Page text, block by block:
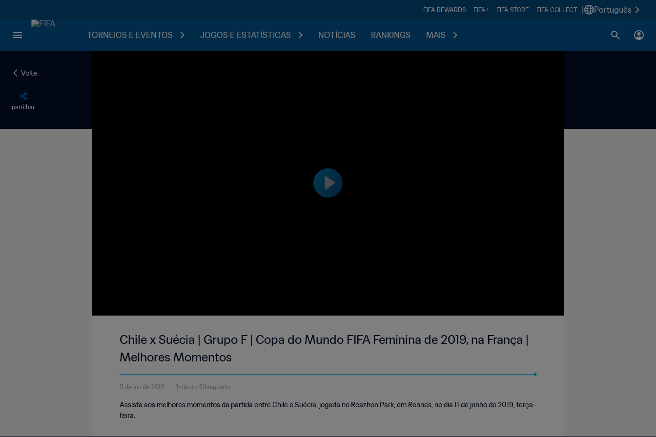
FIFA REWARDS FIFA+ FIFA STORE FIFA COLLECT Português
TORNEIOS E EVENTOS JOGOS E ESTATÍSTICAS NOTÍCIAS RANKINGS MAIS
Volte
partilhar
Chile x Suécia | Grupo F | Copa do Mundo FIFA Feminina de 2019, na França |
Melhores Momentos
11 de jun de 2019 1minuto 59segundo
Assista aos melhores momentos da partida entre Chile e Suécia, jogada no Roazhon Park, em Rennes, no dia 11 de junho de 2019, terça-
feira.